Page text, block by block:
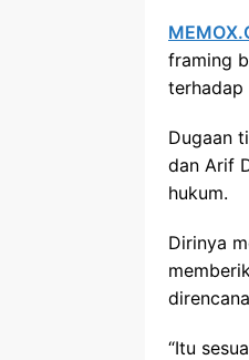
framing
terhadap
Dugaan
dan Arif
hukum.
Dirinya
“Itu